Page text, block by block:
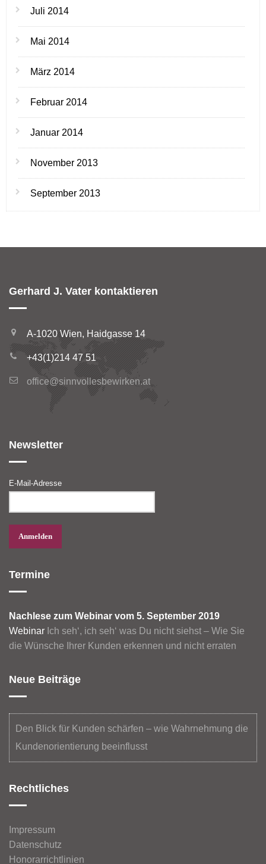
Juli 2014
Mai 2014
März 2014
Februar 2014
Januar 2014
November 2013
September 2013
Gerhard J. Vater kontaktieren
A-1020 Wien, Haidgasse 14
+43(1)214 47 51
office@sinnvollesbewirken.at
Newsletter
E-Mail-Adresse
Termine
Nachlese zum Webinar vom 5. September 2019
Webinar Ich seh‘, ich seh‘ was Du nicht siehst – Wie Sie
die Wünsche Ihrer Kunden erkennen und nicht erraten
Neue Beiträge
Den Blick für Kunden schärfen – wie Wahrnehmung die
Kundenorientierung beeinflusst
Rechtliches
Impressum
Datenschutz
Honorarrichtlinien